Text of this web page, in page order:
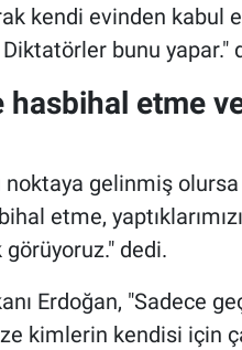
kendi evinden kabul
bunu yapar."
etme
noktaya gelinmiş
etme,
dedi.
Erdoğan, "Sadece
kimlerin kendisi için